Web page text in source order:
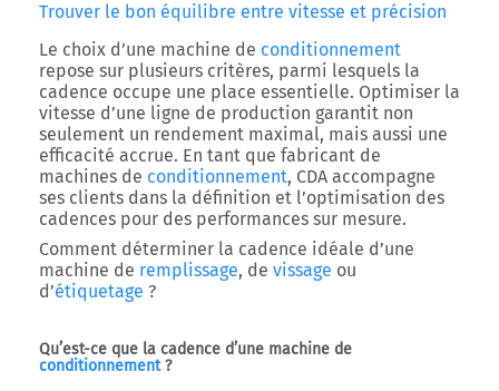
Trouver le bon équilibre entre vitesse et précision
Le choix d’une machine de conditionnement
repose sur plusieurs critères, parmi lesquels la
cadence occupe une place essentielle. Optimiser la
vitesse d’une ligne de production garantit non
seulement un rendement maximal, mais aussi une
efficacité accrue. En tant que fabricant de
machines de conditionnement, CDA accompagne
ses clients dans la définition et l’optimisation des
cadences pour des performances sur mesure.
Comment déterminer la cadence idéale d’une
machine de remplissage, de vissage ou
d’étiquetage ?
Qu’est-ce que la cadence d’une machine de
conditionnement?